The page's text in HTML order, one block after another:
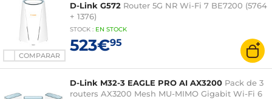
COMPARAR
D-Link G572 Router 5G NR Wi-Fi 7 BE7200 (5764
+ 1376)
STOCK : EN STOCK
523€95
D-Link M32-3 EAGLE PRO AI AX3200 Pack de 3
routers AX3200 Mesh MU-MIMO Gigabit Wi-Fi 6